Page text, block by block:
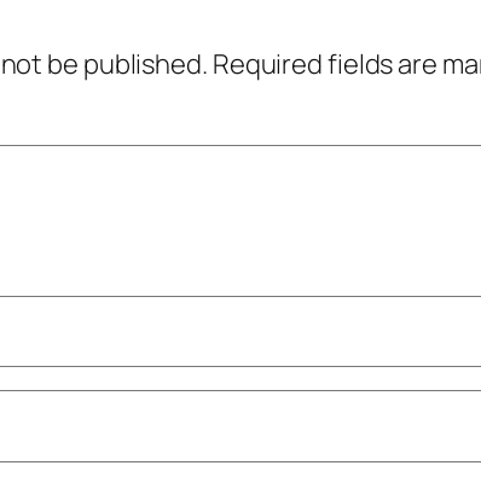
be published. Required fields are